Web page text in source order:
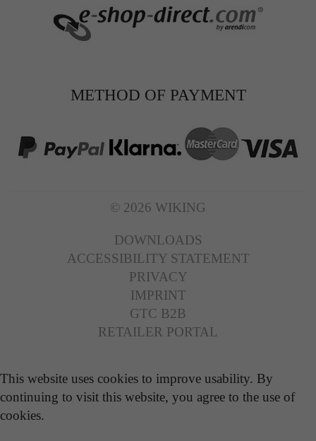
METHOD OF PAYMENT
© 2026 WIKING
DOWNLOADS
ACCESSIBILITY STATEMENT
PRIVACY
IMPRINT
GTC B2B
RETAILER PORTAL
This website uses cookies to improve usability. By
continuing to visit this website, you agree to the use of
cookies.